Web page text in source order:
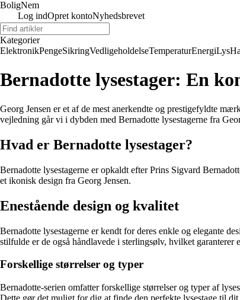
BoligNem
Log indOpret kontoNyhedsbrevet
Kategorier
ElektronikPengeSikringVedligeholdelseTemperaturEnergiLys
Bernadotte lysestager: En
Georg Jensen er et af de mest anerkendte og prestigefyldte
vejledning går vi i dybden med Bernadotte lysestagerne fra
Hvad er Bernadotte lysestager?
Bernadotte lysestagerne er opkaldt efter Prins Sigvard
et ikonisk design fra Georg Jensen.
Enestående design og kvalitet
Bernadotte lysestagerne er kendt for deres enkle og elegante
stilfulde er de også håndlavede i sterlingsølv, hvilket garanterer
Forskellige størrelser og typer
Bernadotte-serien omfatter forskellige størrelser og typer af
Dette gør det muligt for dig at finde den perfekte lysestage til